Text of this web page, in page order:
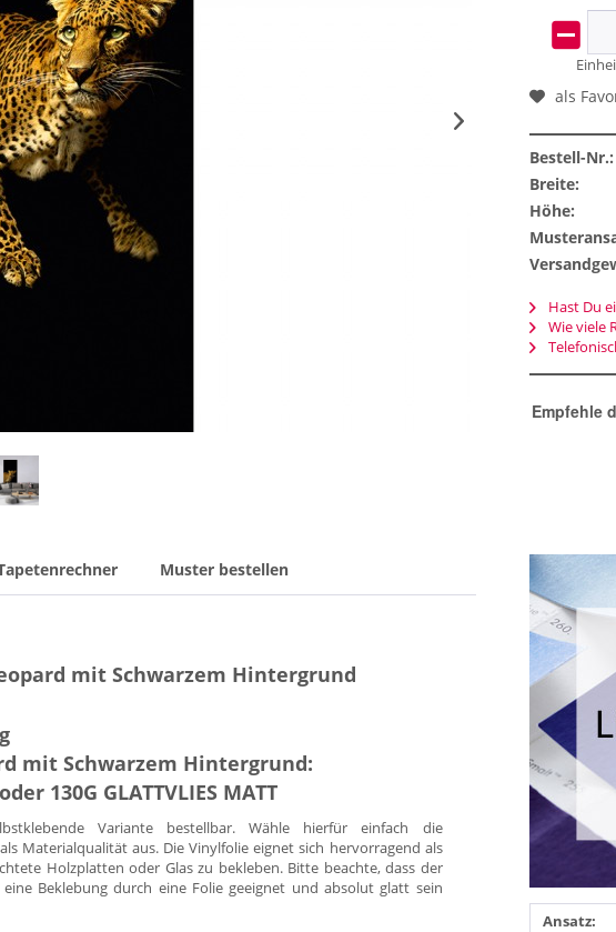
als
Bestell-Nr.:
Breite:
Höhe:
Hast Du
Wie viele
Empfehle
Ansatz:
Muster bestellen
mit Schwarzem Hintergrund
mit Schwarzem Hintergrund:
130G GLATTVLIES MATT
Variante bestellbar. Wähle hierfür einfach die
als Materialqualität aus. Die Vinylfolie eignet sich hervorragend als
Holzplatten oder Glas zu bekleben. Bitte beachte, dass der
Beklebung durch eine Folie geeignet und absolut glatt sein